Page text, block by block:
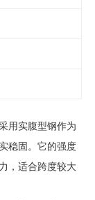
用实腹型钢作为
稳固。它的强度
，适合跨度较大